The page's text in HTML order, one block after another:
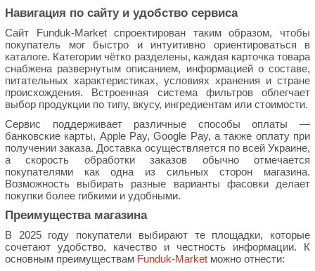
Навигация по сайту и удобство сервиса
Сайт Funduk-Market спроектирован таким образом, чтобы
покупатель мог быстро и интуитивно ориентироваться в
каталоге. Категории чётко разделены, каждая карточка товара
снабжена развернутым описанием, информацией о составе,
питательных характеристиках, условиях хранения и стране
происхождения. Встроенная система фильтров облегчает
выбор продукции по типу, вкусу, ингредиентам или стоимости.
Сервис поддерживает различные способы оплаты —
банковские карты, Apple Pay, Google Pay, а также оплату при
получении заказа. Доставка осуществляется по всей Украине,
а скорость обработки заказов обычно отмечается
покупателями как одна из сильных сторон магазина.
Возможность выбирать разные варианты фасовки делает
покупки более гибкими и удобными.
Преимущества магазина
В 2025 году покупатели выбирают те площадки, которые
сочетают удобство, качество и честность информации. К
основным преимуществам Funduk-Market можно отнести: